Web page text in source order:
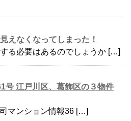
えなくなってしまった！
る必要はあるのでしょうか […]
号 江戸川区、葛飾区の３物件
マンション情報36 […]